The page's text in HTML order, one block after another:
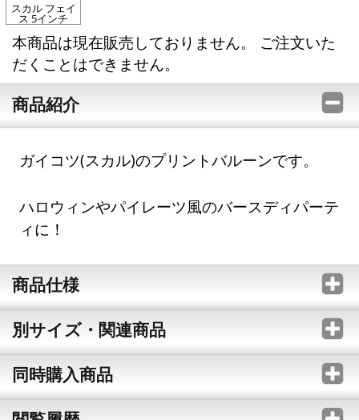
スカル フェイ
ス 5インチ
本商品は現在販売しておりません。 ご注文いた
だくことはできません。
商品紹介
ガイコツ(スカル)のプリントバルーンです。
ハロウィンやパイレーツ風のバースディパーテ
ィに！
商品仕様
別サイズ・関連商品
同時購入商品